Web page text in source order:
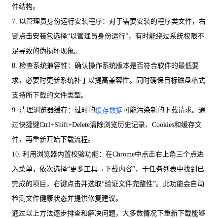
件结构。
7. 以管理员身份运行安装程序：对于需要安装的程序类文件，右
键点击安装包选择“以管理员身份运行”，有时能绕过系统权限不
足导致的伪损坏现象。
8. 检查系统兼容性：确认操作系统版本是否符合软件的最低要
求，必要时更新系统补丁以提高兼容性。同时确保目标磁盘格式
支持所下载的文件类型。
9. 清理浏览器缓存：过时的缓存数据可能污染新的下载请求。通
过快捷键Ctrl+Shift+Delete清除浏览历史记录、Cookies和缓存文
件，再重新开始下载流程。
10. 利用浏览器内置校验功能：在Chrome中点击右上角三个点进
入菜单，依次选择“更多工具→下载内容”，于任务列表中找到已
完成的项目，右键点击并选取“验证文件完整性”。此功能会自动
检测文件健康状态并提供修复建议。
通过以上方法逐步排查和解决问题，大多数情况下重新下载能够